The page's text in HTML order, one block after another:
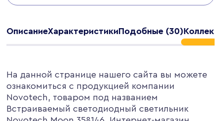
ОписаниеХарактеристикиПодобные (30)
На данной странице нашего сайта вы можете
ознакомиться с продукцией компании
Novotech, товаром под названием
Встраиваемый светодиодный светильник